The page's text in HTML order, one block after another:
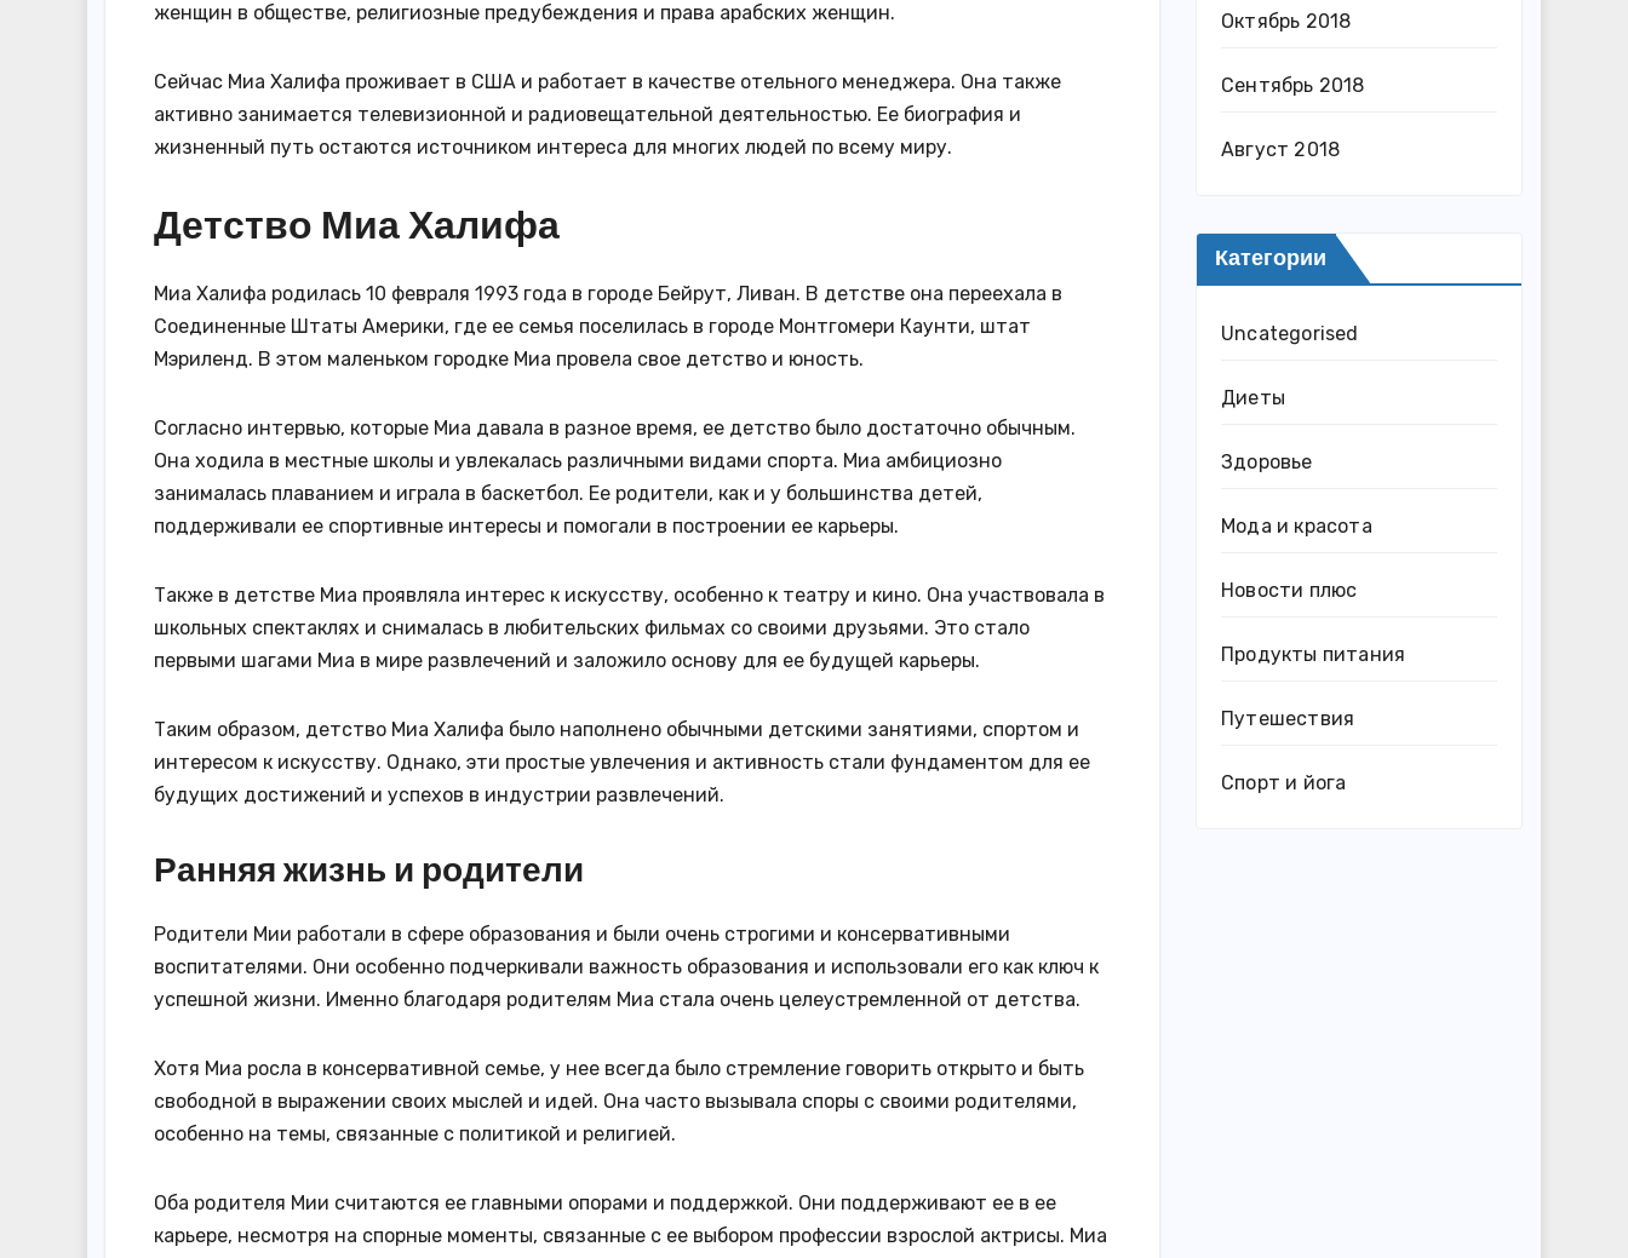
женщин в обществе, религиозные предубеждения и права арабских женщин.
Сейчас Миа Халифа проживает в США и работает в качестве отельного менеджера. Она также
активно занимается телевизионной и радиовещательной деятельностью. Ее биография и
жизненный путь остаются источником интереса для многих людей по всему миру.
Детство Миа Халифа
Миа Халифа родилась 10 февраля 1993 года в городе Бейрут, Ливан. В детстве она переехала в
Соединенные Штаты Америки, где ее семья поселилась в городе Монтгомери Каунти, штат
Мэриленд. В этом маленьком городке Миа провела свое детство и юность.
Согласно интервью, которые Миа давала в разное время, ее детство было достаточно обычным.
Она ходила в местные школы и увлекалась различными видами спорта. Миа амбициозно
занималась плаванием и играла в баскетбол. Ее родители, как и у большинства детей,
поддерживали ее спортивные интересы и помогали в построении ее карьеры.
Также в детстве Миа проявляла интерес к искусству, особенно к театру и кино. Она участвовала в
школьных спектаклях и снималась в любительских фильмах со своими друзьями. Это стало
первыми шагами Миа в мире развлечений и заложило основу для ее будущей карьеры.
Таким образом, детство Миа Халифа было наполнено обычными детскими занятиями, спортом и
интересом к искусству. Однако, эти простые увлечения и активность стали фундаментом для ее
будущих достижений и успехов в индустрии развлечений.
Ранняя жизнь и родители
Родители Мии работали в сфере образования и были очень строгими и консервативными
воспитателями. Они особенно подчеркивали важность образования и использовали его как ключ к
успешной жизни. Именно благодаря родителям Миа стала очень целеустремленной от детства.
Хотя Миа росла в консервативной семье, у нее всегда было стремление говорить открыто и быть
свободной в выражении своих мыслей и идей. Она часто вызывала споры с своими родителями,
особенно на темы, связанные с политикой и религией.
Оба родителя Мии считаются ее главными опорами и поддержкой. Они поддерживают ее в ее
карьере, несмотря на спорные моменты, связанные с ее выбором профессии взрослой актрисы. Миа
Октябрь 2018
Сентябрь 2018
Август 2018
Категории
Uncategorised
Диеты
Здоровье
Мода и красота
Новости плюс
Продукты питания
Путешествия
Спорт и йога